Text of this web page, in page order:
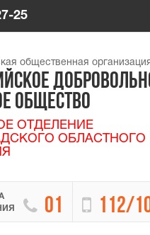
25
общественная
ОБЩЕСТВО
ОТДЕЛЕНИЕ
ОБЛАСТНОГО
 01  112/